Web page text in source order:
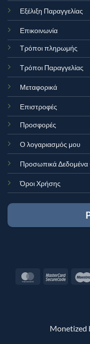
Εξέλιξη Παραγγελίας
Επικοινωνία
Τρόποι πληρωμής
Τρόποι Παραγγελίας
Μεταφορικά
Επιστροφές
Προσφορές
Ο λογαριασμός μου
Προσωπικά Δεδομένα
Όροι Χρήσης
MasterCard
Monetized